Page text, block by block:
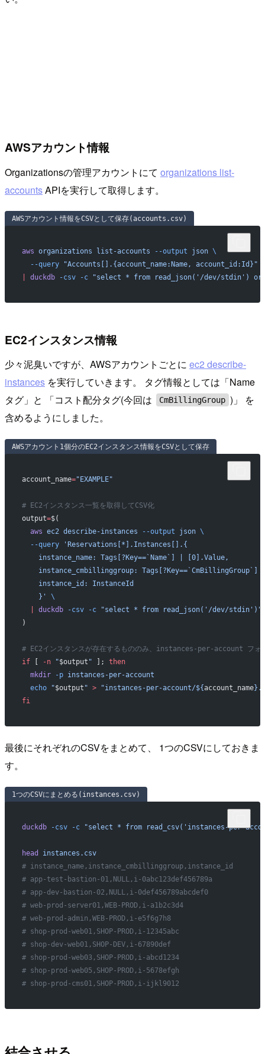
AWSアカウント情報
Organizationsの管理アカウントにて organizations list-
accountsAPIを実行して取得します。
AWSアカウント情報をCSVとして保存(accounts.csv)
aws organizations list-accounts --output json \
  --query
"Accounts[].{account_name:Name, account_id:Id}"
duckdb -csv -c "select * from read_json('/dev/stdin')
EC2インスタンス情報
少々泥臭いですが、AWSアカウントごとに ec2 describe-
instances を実行していきます。 タグ情報としては「Name
タグ」と 「コスト配分タグ(今回は
CmBillingGroup )」 を
含めるようにしました。
AWSアカウント1個分のEC2インスタンス情報をCSVとして保存
account_name="EXAMPLE"
# EC2インスタンス一覧を取得してCSV化
output=$(
  aws
ec2 describe-instances --output json \
  --query
'Reservations[*].Instances[].{
    instance_name: Tags[?Key==`Name`] | [0].Value,
instance_cmbillinggroup: Tags[?Key==`CmBillingGroup`]
    instance_id: InstanceId
    }'
\
duckdb -csv -c "select * from read_json('/dev/stdin')"
)
# EC2インスタンスが存在するもののみ、instances-per-account フォ
if [ -n "$output " ]; then
  mkdir
-p instances-per-account
  echo
"$output " > "instances-per-account/${account_name
fi
最後にそれぞれのCSVをまとめて、 1つのCSVにしておきま
す。
1つのCSVにまとめる(instances.csv)
duckdb -csv -c "select * from read_csv('instances-per-
head
instances.csv
# instance_name,instance_cmbillinggroup,instance_id
# app-test-bastion-01,NULL,i-0abc123def456789a
# app-dev-bastion-02,NULL,i-0def456789abcdef0
# web-prod-server01,WEB-PROD,i-a1b2c3d4
# web-prod-admin,WEB-PROD,i-e5f6g7h8
# shop-prod-web01,SHOP-PROD,i-12345abc
# shop-dev-web01,SHOP-DEV,i-67890def
# shop-prod-web03,SHOP-PROD,i-abcd1234
# shop-prod-web05,SHOP-PROD,i-5678efgh
# shop-prod-cms01,SHOP-PROD,i-ijkl9012